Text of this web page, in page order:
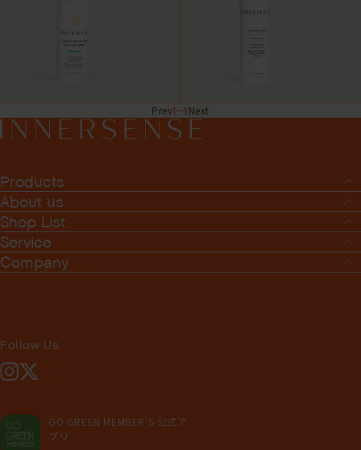
Prev1 1 Next
Products
About us
Shop List
Service
Company
Follow Us
Instagram
X
GO GREEN MEMBER'S 公式ア
プリ